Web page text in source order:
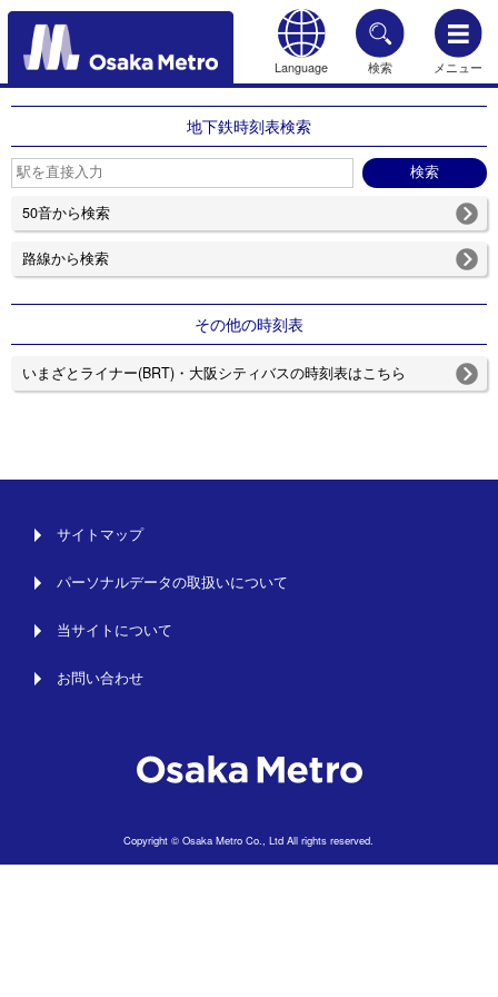
Language 検索 メニュー
もどる
地下鉄時刻表検索
50音から検索
路線から検索
その他の時刻表
いまざとライナー(BRT)・大阪シティバスの時刻表はこちら
サイトマップ
パーソナルデータの取扱いについて
当サイトについて
お問い合わせ
Copyright © Osaka Metro Co., Ltd All rights reserved.